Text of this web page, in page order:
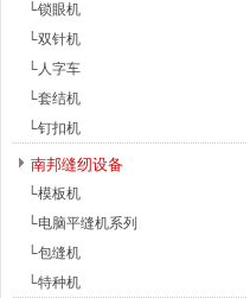
└锁眼机
└双针机
└人字车
└套结机
└钉扣机
南邦缝纫设备
└模板机
└电脑平缝机系列
└包缝机
└特种机